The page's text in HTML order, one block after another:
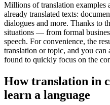
Millions of translation examples
already translated texts:
dialogues and more. Thanks to
situations — from formal
speech. For convenience, the
translation or topic, and you can
found to quickly focus on the
How translation in
learn a language